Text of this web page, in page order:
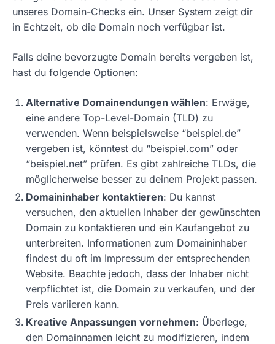
unseres Domain-Checks ein. Unser System zeigt dir
in Echtzeit, ob die Domain noch verfügbar ist.
Falls deine bevorzugte Domain bereits vergeben ist,
hast du folgende Optionen:
Alternative Domainendungen wählen: Erwäge,
eine andere Top-Level-Domain (TLD) zu
verwenden. Wenn beispielsweise “beispiel.de”
vergeben ist, könntest du “beispiel.com” oder
“beispiel.net” prüfen. Es gibt zahlreiche TLDs, die
möglicherweise besser zu deinem Projekt passen.
Domaininhaber kontaktieren: Du kannst
versuchen, den aktuellen Inhaber der gewünschten
Domain zu kontaktieren und ein Kaufangebot zu
unterbreiten. Informationen zum Domaininhaber
findest du oft im Impressum der entsprechenden
Website. Beachte jedoch, dass der Inhaber nicht
verpflichtet ist, die Domain zu verkaufen, und der
Preis variieren kann.
Kreative Anpassungen vornehmen: Überlege,
den Domainnamen leicht zu modifizieren, indem